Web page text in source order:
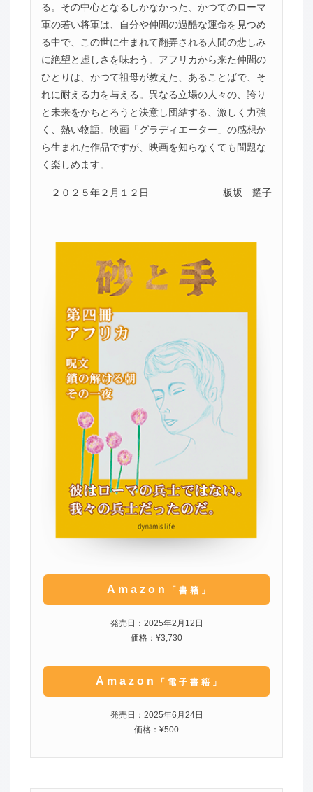
る。その中心となるしかなかった、かつてのローマ
軍の若い将軍は、自分や仲間の過酷な運命を見つめ
る中で、この世に生まれて翻弄される人間の悲しみ
に絶望と虚しさを味わう。アフリカから来た仲間の
ひとりは、かつて祖母が教えた、あることばで、そ
れに耐える力を与える。異なる立場の人々の、誇り
と未来をかちとろうと決意し団結する、激しく力強
く、熱い物語。映画「グラディエーター」の感想か
ら生まれた作品ですが、映画を知らなくても問題な
く楽しめます。
２０２５年２月１２日 板坂 耀子
Amazon 「書籍」
発売日：2025年2月12日
価格：¥3,730
Amazon 「電子書籍」
発売日：2025年6月24日
価格：¥500